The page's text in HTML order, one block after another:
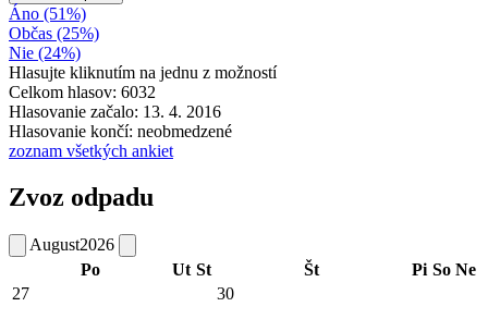
Áno (51%)
Občas (25%)
Nie (24%)
Hlasujte kliknutím na jednu z možností
Celkom hlasov: 6032
Hlasovanie začalo: 13. 4. 2016
Hlasovanie končí: neobmedzené
zoznam všetkých ankiet
Zvoz odpadu
August2026
Po
Ut St Št Pi So Ne
27
30